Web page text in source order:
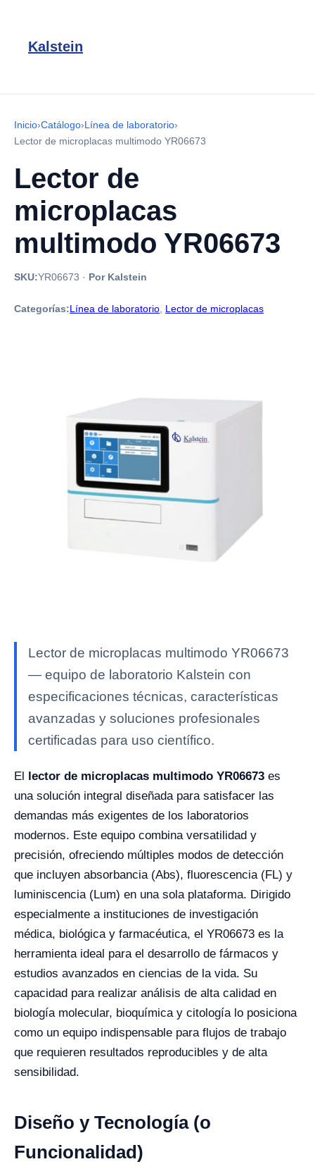
Kalstein
Inicio›Catálogo›Línea de laboratorio›
Lector de microplacas multimodo YR06673
Lector de
microplacas
multimodo YR06673
SKU:YR06673 · Por Kalstein
Categorías:Línea de laboratorio Lector de microplacas
Lector de microplacas multimodo YR06673
— equipo de laboratorio Kalstein con
especificaciones técnicas, características
avanzadas y soluciones profesionales
certificadas para uso científico.
El lector de microplacas multimodo YR06673 es
una solución integral diseñada para satisfacer las
demandas más exigentes de los laboratorios
modernos. Este equipo combina versatilidad y
precisión, ofreciendo múltiples modos de detección
que incluyen absorbancia (Abs), fluorescencia (FL) y
luminiscencia (Lum) en una sola plataforma. Dirigido
especialmente a instituciones de investigación
médica, biológica y farmacéutica, el YR06673 es la
herramienta ideal para el desarrollo de fármacos y
estudios avanzados en ciencias de la vida. Su
capacidad para realizar análisis de alta calidad en
biología molecular, bioquímica y citología lo posiciona
como un equipo indispensable para flujos de trabajo
que requieren resultados reproducibles y de alta
sensibilidad.
Diseño y Tecnología (o
Funcionalidad)